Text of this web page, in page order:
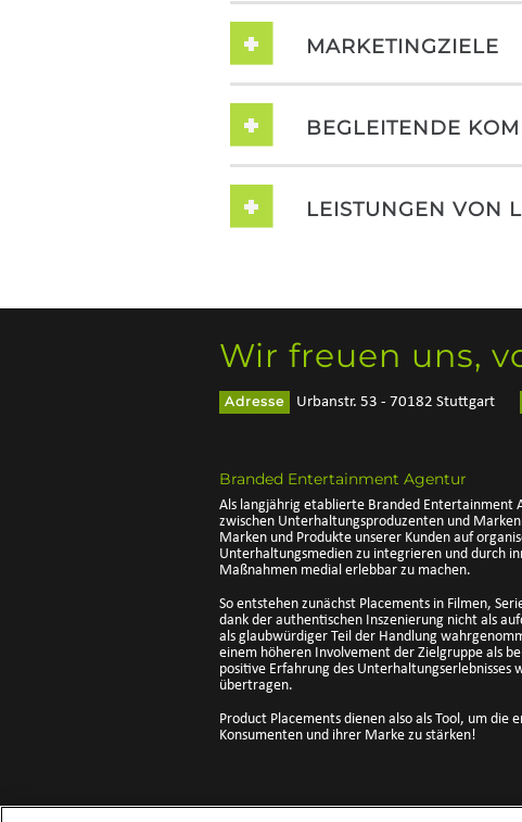
MARKETINGZIELE
BEGLEITENDE
LEISTUNGEN VON
Wir freuen uns,
Adresse Urbanstr. 53 - 70182 Stuttgart
Branded Entertainment Agentur
Als langjährig etablierte Branded Entertainment
zwischen Unterhaltungsproduzenten und
Marken und Produkte unserer Kunden auf
Unterhaltungsmedien zu integrieren und durch
Maßnahmen medial erlebbar zu machen.
So entstehen zunächst Placements in Filmen,
dank der authentischen Inszenierung nicht als
als glaubwürdiger Teil der Handlung
einem höheren Involvement der Zielgruppe als
positive Erfahrung des Unterhaltungserlebnisses
übertragen.
Product Placements dienen also als Tool, um die
Konsumenten und ihrer Marke zu stärken!